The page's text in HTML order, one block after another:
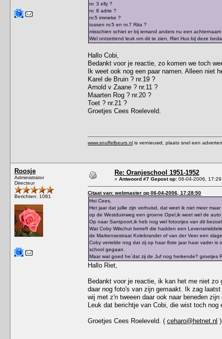
nr. 3 elly ?
nr. 8 adrie ?
nr.5 immeke ?
tussen nr.5 en nr.7 Rita ?
misschien schiet er bij iemand anders nu een
Wel ontzettend leuk om dit te zien, Riet Hus bij deze
Hallo Cobi,
Bedankt voor je reactie, zo komen we toch
Ik weet ook nog een paar namen. Alleen niet
Karel de Bruin ? nr.19 ?
Arnold v Zaane ? nr.11 ?
Maarten Rog ? nr.20 ?
Toet ? nr.21 ?
Groetjes Cees Roeleveld.
www.snuffelbeurs.nl is vernieuwd, plaats snel een
Roosje
Administrator
Directeur
Berichten: 1081
Re: Oranjeschool 1951-1952
« Antwoord #7 Gepost op: 06-04-2006,
Citaat van: webmaster op 06-04-2006, 17:28:50
Hoi Cees,
Het jaar dat jullie zijn verhuisd, dat weet ik niet meer
op de Westduinweg een groene Opel,ik weet wel de
Op naar Santpoort,ik heb nog wel fotootjes van dit
Wat Coby Wilschut betreft die hadden een
de Markensestraat Kolebrander of van der Veer een
Coby vertelde nog dat zij op haar 8ste jaar haar vader is
school gegaan.
Maar wat goed he`dat zij de Juf nog herkende? groetjes
Hallo Riet,
Bedankt voor je reactie, ik kan het me niet
daar nog foto's van zijn gemaakt. Ik zag
wij met z'n tweeen daar ook naar beneden
Leuk dat berichtje van Cobi, die wist toch
Groetjes Cees Roeleveld. ( ceharo@hetnet.nl